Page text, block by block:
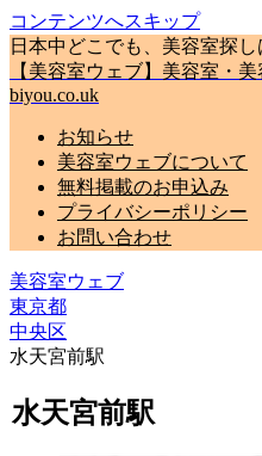
コンテンツへスキップ
日本中どこでも、美容室探
【美容室ウェブ】美容室・
biyou.co.uk
お知らせ
美容室ウェブについて
無料掲載のお申込み
プライバシーポリシー
お問い合わせ
美容室ウェブ
東京都
中央区
水天宮前駅
水天宮前駅